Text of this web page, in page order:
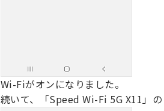
Wi-Fiがオンになりました。
続いて、「Speed Wi-Fi 5G X11」